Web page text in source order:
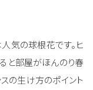
気の球根花です。ヒ
と部屋がほんのり春
の生け方のポイント